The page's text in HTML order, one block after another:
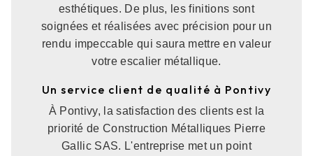
esthétiques. De plus, les finitions sont
soignées et réalisées avec précision pour un
rendu impeccable qui saura mettre en valeur
votre escalier métallique.
Un service client de qualité à Pontivy
À Pontivy, la satisfaction des clients est la
priorité de Construction Métalliques Pierre
Gallic SAS. L'entreprise met un point